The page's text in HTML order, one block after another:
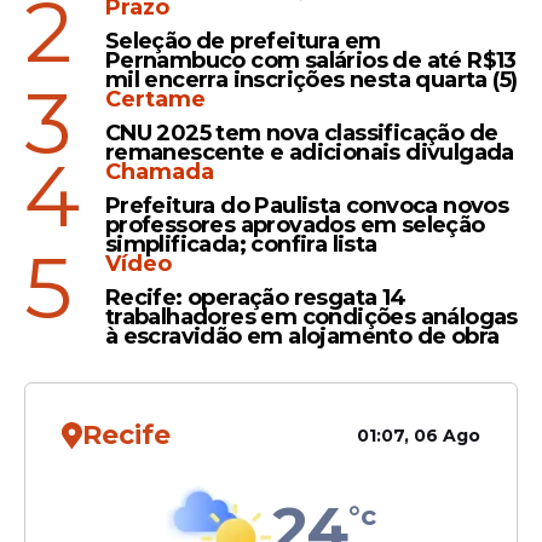
Para Ana Maria Franca , este é um dado
sensível e novo para o Instituto. “São
pessoas que não sabem ao certo como
morreram e nem a motivação de suas
mortes. Essa falta de informação dificulta
também a elaboração de políticas públicas
temos certeza é de que quanto mais
armas circulando nas mãos de cidadãos,
maiores os riscos”, finaliza.
SOBRE O FOGO CRUZADO
2
Prazo
Seleção de prefeitura em
Pernambuco com salários de até R$13
mil encerra inscrições nesta quarta (5)
3
Certame
CNU 2025 tem nova classificação de
remanescente e adicionais divulgada
4
Chamada
Prefeitura do Paulista convoca novos
professores aprovados em seleção
simplificada; confira lista
5
Vídeo
Recife: operação resgata 14
trabalhadores em condições análogas
à escravidão em alojamento de obra
Recife 01:07, 06 Ago
°c